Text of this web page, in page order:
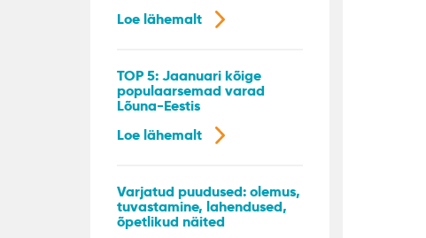
Loe lähemalt
TOP 5: Jaanuari kõige
populaarsemad varad
Lõuna-Eestis
Loe lähemalt
Varjatud puudused: olemus,
tuvastamine, lahendused,
õpetlikud näited